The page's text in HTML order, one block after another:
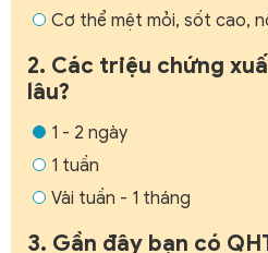
Cơ thể mệt mỏi, sốt cao,
2. Các triệu chứng
lâu?
1 - 2 ngày
1 tuần
Vài tuần - 1 tháng
3. Gần đây bạn có